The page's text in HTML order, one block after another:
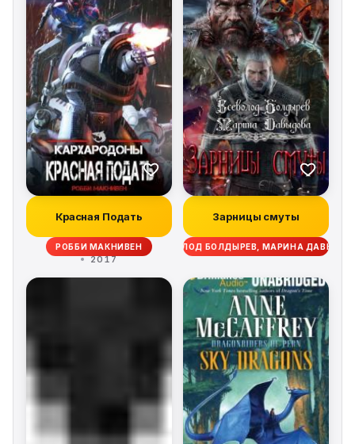
Красная Подать
РОББИ МАКНИВЕН
2017
Зарницы смуты
ВСЕВОЛОД БОЛДЫРЕВ, МАРИНА